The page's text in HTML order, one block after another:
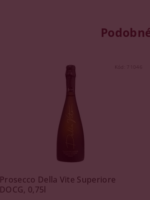
Kód: 71046
Prosecco Della Vite Superiore
DOCG, 0,75l